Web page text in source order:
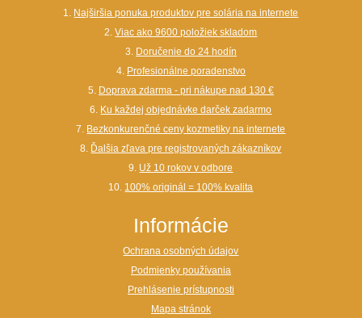
1. Najširšia ponuka produktov pre solária na internete
2.Viac ako 9600 položiek skladom
3. Doručenie do 24 hodín
4. Profesionálne poradenstvo
5. Doprava zdarma - pri nákupe nad 130 €
6. Ku každej objednávke darček zadarmo
7. Bezkonkurenčné ceny kozmetiky na internete
8. Ďalšia zľava pre registrovaných zákazníkov
9. Už 10 rokov v odbore
10. 100% originál = 100% kvalita
Informácie
Ochrana osobných údajov
Podmienky používania
Prehlásenie prístupnosti
Mapa stránok